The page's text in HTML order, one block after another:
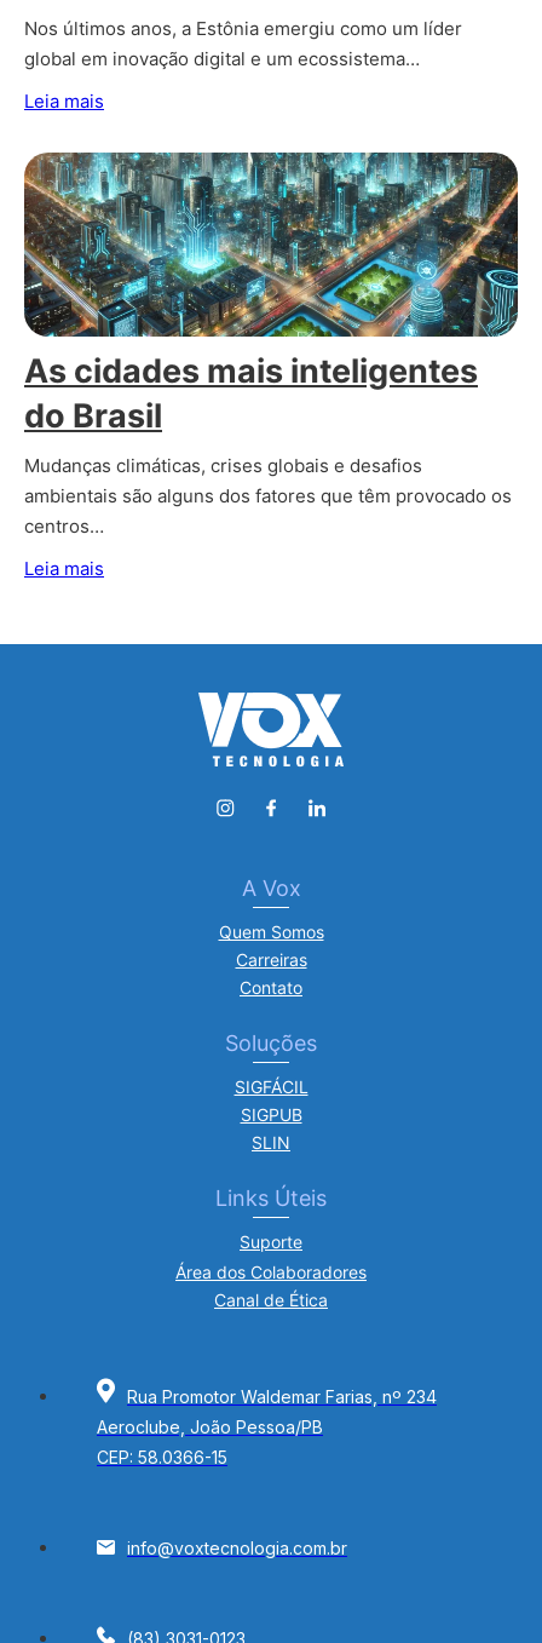
Nos últimos anos, a Estônia emergiu como um líder
global em inovação digital e um ecossistema…
Leia mais
As cidades mais inteligentes
do Brasil
Mudanças climáticas, crises globais e desafios
ambientais são alguns dos fatores que têm provocado os
centros…
Leia mais
A Vox
Quem Somos
Carreiras
Contato
Soluções
SIGFÁCIL
SIGPUB
SLIN
Links Úteis
Suporte
Área dos Colaboradores
Canal de Ética
Rua Promotor Waldemar Farias, nº 234
Aeroclube, João Pessoa/PB
CEP: 58.0366-15
info@voxtecnologia.com.br
(83) 3031-0123